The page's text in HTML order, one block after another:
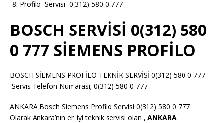
Profilo Servisi 0(312) 580 0 777
BOSCH SERVİSİ 0(312) 580
0 777 SİEMENS PROFİLO
BOSCH SİEMENS PROFİLO TEKNİK SERVİSİ 0(312) 580 0 777
Servis Telefon Numarası; 0(312) 580 0 777
ANKARA Bosch Siemens Profilo Servisi 0(312) 580 0 777
Olarak Ankara’nın en iyi teknik servisi olan , ANKARA